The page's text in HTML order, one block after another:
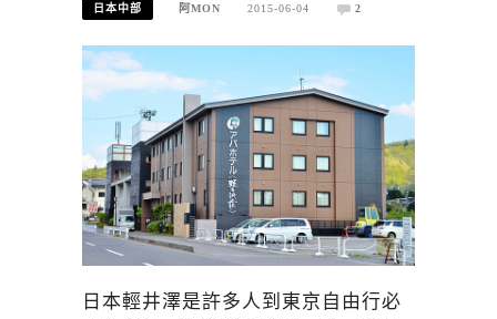
日本中部 阿MON 2015-06-04 2
日本輕井澤是許多人到東京自由行必